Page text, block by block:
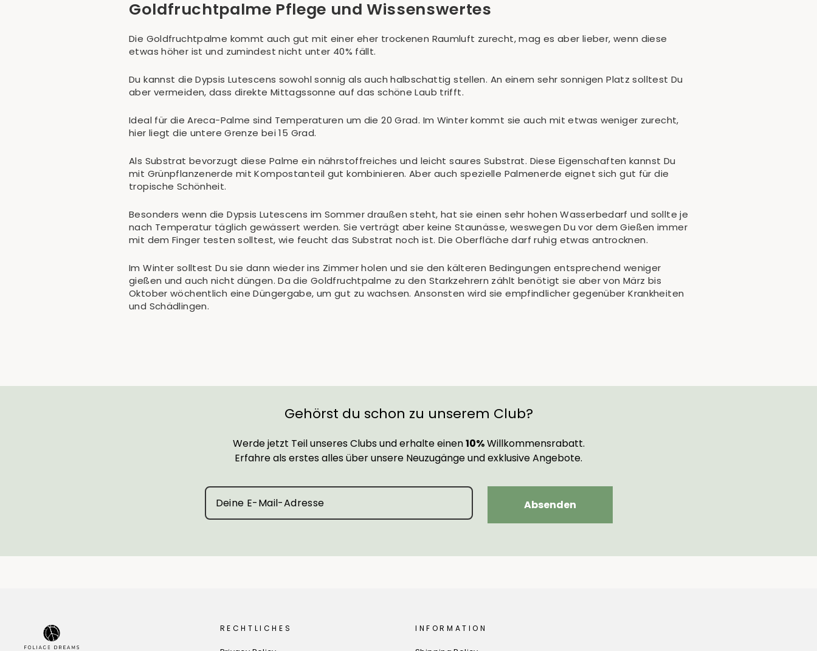
Goldfruchtpalme Pflege und Wissenswertes
Die Goldfruchtpalme kommt auch gut mit einer eher trockenen Raumluft zurecht, mag es aber lieber, wenn diese
etwas höher ist und zumindest nicht unter 40% fällt.
Du kannst die Dypsis Lutescens sowohl sonnig als auch halbschattig stellen. An einem sehr sonnigen Platz solltest Du
aber vermeiden, dass direkte Mittagssonne auf das schöne Laub trifft.
Ideal für die Areca-Palme sind Temperaturen um die 20 Grad. Im Winter kommt sie auch mit etwas weniger zurecht,
hier liegt die untere Grenze bei 15 Grad.
Als Substrat bevorzugt diese Palme ein nährstoffreiches und leicht saures Substrat. Diese Eigenschaften kannst Du
mit Grünpflanzenerde mit Kompostanteil gut kombinieren. Aber auch spezielle Palmenerde eignet sich gut für die
tropische Schönheit.
Besonders wenn die Dypsis Lutescens im Sommer draußen steht, hat sie einen sehr hohen Wasserbedarf und sollte je
nach Temperatur täglich gewässert werden. Sie verträgt aber keine Staunässe, weswegen Du vor dem Gießen immer
mit dem Finger testen solltest, wie feucht das Substrat noch ist. Die Oberfläche darf ruhig etwas antrocknen.
Im Winter solltest Du sie dann wieder ins Zimmer holen und sie den kälteren Bedingungen entsprechend weniger
gießen und auch nicht düngen. Da die Goldfruchtpalme zu den Starkzehrern zählt benötigt sie aber von März bis
Oktober wöchentlich eine Düngergabe, um gut zu wachsen. Ansonsten wird sie empfindlicher gegenüber Krankheiten
und Schädlingen.
Gehörst du schon zu unserem Club?
Werde jetzt Teil unseres Clubs und erhalte einen10%Willkommensrabatt.
Erfahre als erstes alles über unsere Neuzugänge und exklusive Angebote.
Absenden
RECHTLICHES INFORMATION